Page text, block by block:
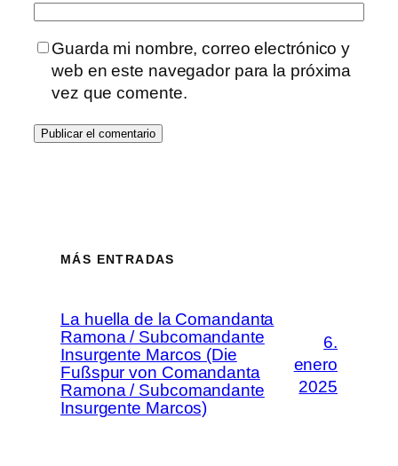
Guarda mi nombre, correo electrónico y
web en este navegador para la próxima
vez que comente.
MÁS ENTRADAS
La huella de la Comandanta
Ramona / Subcomandante
Insurgente Marcos (Die
Fußspur von Comandanta
Ramona / Subcomandante
Insurgente Marcos)
6.
enero
2025